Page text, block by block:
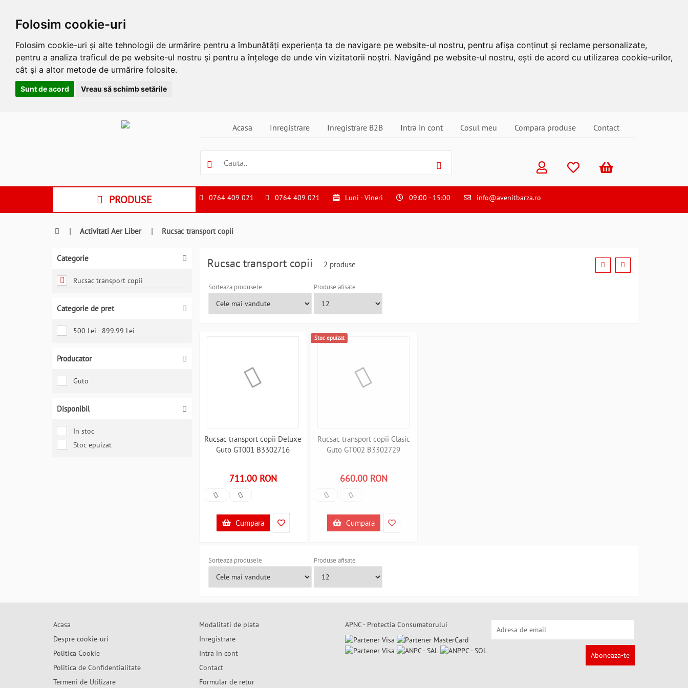
Folosim cookie-uri
Folosim cookie-uri și alte tehnologii de urmărire pentru a îmbunătăți experiența ta de navigare pe website-ul nostru, pentru afișa conținut și reclame personalizate,
pentru a analiza traficul de pe website-ul nostru și pentru a înțelege de unde vin vizitatorii noștri. Navigând pe website-ul nostru, ești de acord cu utilizarea cookie-urilor,
cât și a altor metode de urmărire folosite.
Sunt de acord Vreau să schimb setările
a
Acasa Inregistrare Inregistrare B2B Intra in cont Cosul meu Compara produse Contact
PRODUSE 0764 409 021 0764 409 021 Luni - Vineri 09:00 - 15:00 info@avenitbarza.ro
| Activitati Aer Liber | Rucsac transport copii
Categorie
Rucsac transport copii
Categorie de pret
500 Lei - 899.99 Lei
Producator
Guto
Disponibil
In stoc
Stoc epuizat
Rucsac transport copii 2 produse
Sorteaza produsele Produse afisate
Rucsac transport copii Deluxe
Guto GT001 B3302716
711.00 RON
Cumpara
Stoc epuizat
Rucsac transport copii Clasic
Guto GT002 B3302729
660.00 RON
Cumpara
Sorteaza produsele Produse afisate
Acasa
Despre cookie-uri
Politica Cookie
Politica de Confidentialitate
Termeni de Utilizare
Modalitati de plata
Inregistrare
Intra in cont
Contact
Formular de retur
APNC - Protectia Consumatorului
Aboneaza-te